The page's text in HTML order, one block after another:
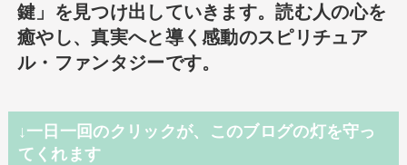
鍵」を見つけ出していきます。読む人の心を
癒やし、真実へと導く感動のスピリチュア
ル・ファンタジーです。
↓一日一回のクリックが、このブログの灯を守っ
てくれます